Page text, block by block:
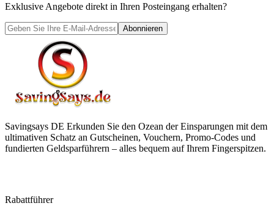
Exklusive Angebote direkt in Ihren Posteingang erhalten?
Abonnieren
Savingsays DE Erkunden Sie den Ozean der Einsparungen mit dem
ultimativen Schatz an Gutscheinen, Vouchern, Promo-Codes und
fundierten Geldsparführern – alles bequem auf Ihrem Fingerspitzen.
Rabattführer